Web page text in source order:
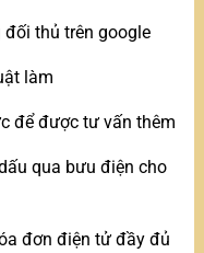
thủ trên google
làm
để được tư vấn thêm
qua bưu điện cho
đơn điện tử đầy đủ